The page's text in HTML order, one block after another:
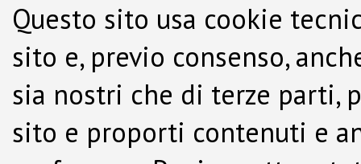
Questo sito usa cookie
sito e, previo consenso,
sia nostri che di terze parti,
sito e proporti contenuti e